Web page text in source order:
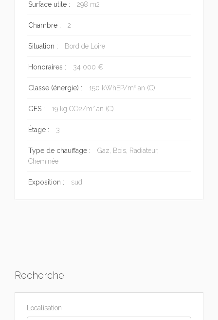
Surface utile : 298 m2
Chambre : 2
Situation : Bord de Loire
Honoraires : 34 000 €
Classe (énergie) : 150 kWhEP/m².an (C)
GES : 19 kg CO2/m².an (C)
Étage : 3
Type de chauffage :
Gaz, Bois, Radiateur,
Cheminée
Exposition : sud
Recherche
Localisation